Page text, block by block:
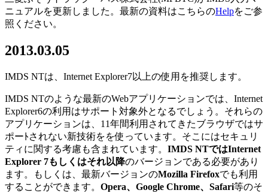
ニュアルを更新しました。最新の資料はこちらのHelpをご参
照ください。
2013.03.05
IMDS NTは、Internet Explorer7以上の使用を推奨します。
IMDS NTのような最新のWebアプリケーションでは、Internet
Explorer6の利用はサポート対象外となるでしょう。それらの
アプリケーションは、11年間利用されてきたブラウザではサ
ポーﾄされない新技術をを使っています。そこにはセキュリ
ティに関する考慮も含まれています。 IMDS NTではInternet
Explorer 7もしくはそれ以降のバージョンである必要があり
ます。もしくは、最新バージョンのMozilla Firefoxでも利用
することができます。 Opera、Google Chrome、Safari等のそ